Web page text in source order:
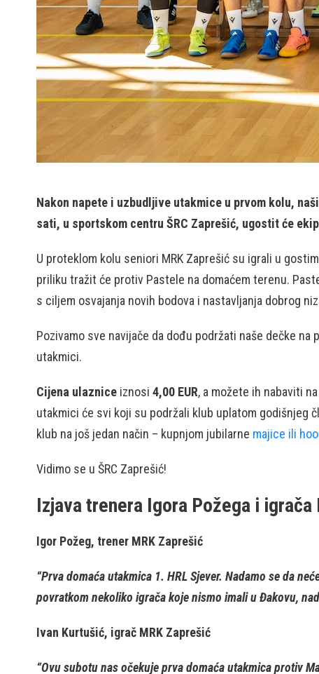
Nakon napete i uzbudljive utakmice u prvom kolu,
sati, u sportskom centru ŠRC Zaprešić, ugostit će
U proteklom kolu seniori MRK Zaprešić su igrali u
priliku tražit će protiv Pastele na domaćem terenu.
s ciljem osvajanja novih bodova i nastavljanja dobrog
Pozivamo sve navijače da dođu podržati naše dečke
utakmici.
Cijena ulaznice iznosi 4,00 EUR, a možete ih nabaviti
utakmici će svi koji su podržali klub uplatom godišnjeg
klub na još jedan način – kupnjom jubilarne majice ili
Vidimo se u ŠRC Zaprešić!
Izjava trenera Igora Požega i
Igor Požeg, trener MRK Zaprešić
“Prva domaća utakmica 1. HRL Sjever. Nadamo se da
povratkom nekoliko igrača koje nismo imali u Đakovu,
Ivan Kurtušić, igrač MRK Zaprešić
“Ovu subotu nas očekuje prva domaća utakmica protiv